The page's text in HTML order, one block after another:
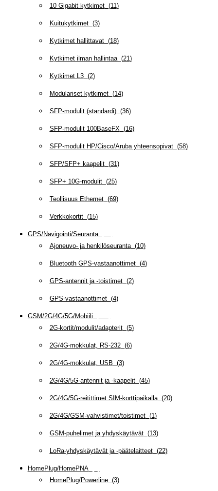
10 Gigabit kytkimet(11 )
Kuitukytkimet(3)
Kytkimet hallittavat(18)
Kytkimet ilman hallintaa(21 )
Kytkimet L3(2)
Modulariset kytkimet(14)
SFP-modulit (standardi)(36)
SFP-modulit 100BaseFX (16)
SFP-modulit HP/Cisco/Aruba yhteensopivat(58)
SFP/SFP+ kaapelit(31 )
SFP+ 10G-modulit(25)
Teollisuus Ethernet(69)
Verkkokortit(15)
GPS/Navigointi/Seuranta(
Ajoneuvo- ja henkilöseuranta(10)
Bluetooth GPS-vastaanottimet(4)
GPS-antennit ja -toistimet(2)
GPS-vastaanottimet(4)
GSM/2G/4G/5G/Mobiili
2G-kortit/modulit/adapterit(5)
2G/4G-mokkulat, RS-232(6)
2G/4G-mokkulat, USB (3)
2G/4G/5G-antennit ja -kaapelit(45)
2G/4G/5G-reitittimet SIM-korttipaikalla(20)
2G/4G/GSM-vahvistimet/toistimet(1 )
GSM-puhelimet ja yhdyskäytävät(13)
LoRa-yhdyskäytävät ja -päätelaitteet(22)
HomePlug/HomePNA(
HomePlug/Powerline(3)